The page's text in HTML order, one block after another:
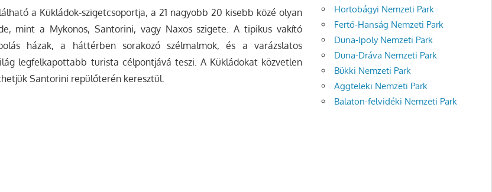
a Kükládok-szigetcsoportja, a 21 nagyobb 20 kisebb közé olyan
mint a Mykonos, Santorini, vagy Naxos szigete. A tipikus vakító
házak, a háttérben sorakozó szélmalmok, és a varázslatos
legfelkapottabb turista célpontjává teszi. A Kükládokat közvetlen
Santorini repülőterén keresztül.
Hortobágyi Nemzeti Park
Fertő-Hanság Nemzeti Park
Duna-Ipoly Nemzeti Park
Duna-Dráva Nemzeti Park
Bükki Nemzeti Park
Aggteleki Nemzeti Park
Balaton-felvidéki Nemzeti Park